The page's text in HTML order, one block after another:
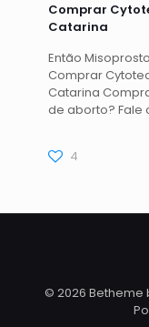
Comprar
Catarina
Então
Comprar
Catarina
de aborto? Fale
4
© 2026 Betheme